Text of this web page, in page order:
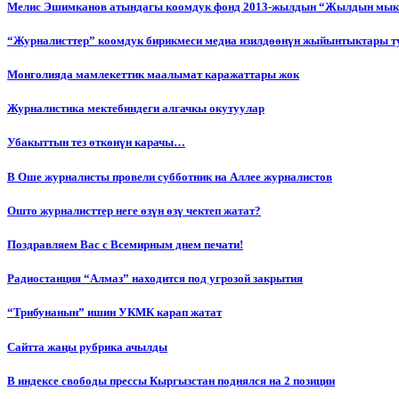
Мелис Эшимканов атындагы коомдук фонд 2013-жылдын “Жылдын
“Журналисттер” коомдук бирикмеси медиа изилдөөнүн жыйынтыктары
Монголияда мамлекеттик маалымат каражаттары жок
Журналистика мектебиндеги алгачкы окутуулар
Убакыттын тез өткөнүн карачы…
В Оше журналисты провели субботник на Аллее журналистов
Ошто журналисттер неге өзүн өзү чектеп жатат?
Поздравляем Вас с Всемирным днем печати!
Радиостанция “Алмаз” находится под угрозой закрытия
“Трибунанын” ишин УКМК карап жатат
Сайтта жаңы рубрика ачылды
В индексе свободы прессы Кыргызстан поднялся на 2 позиции